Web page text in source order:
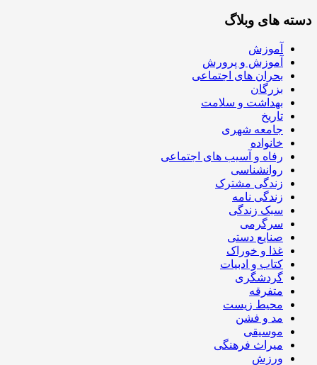
دسته های وبلاگ
آموزش
آموزش و پرورش
بحران های اجتماعی
بزرگان
بهداشت و سلامت
تاریخ
جامعه شهری
خانواده
رفاه و آسیب های اجتماعی
روانشناسی
زندگی مشترک
زندگی نامه
سبک زندگی
سرگرمی
صنایع دستی
غذا و خوراک
کتاب و ادبیات
گردشگری
متفرقه
محیط زیست
مد و فشن
موسیقی
میراث فرهنگی
ورزش